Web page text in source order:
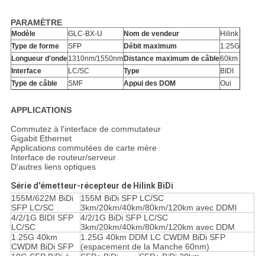
PARAMÈTRE
Modèle GLC-BX-U Nom de vendeur
Hilink
Type de forme
SFP Débit maximum
1.25G
Longueur d'onde1310nm/1550nm Distance maximum de câble60km
Interface
LC/SC Type
BIDI
Type de câble
SMF Appui des DOM Oui
APPLICATIONS
Commutez à l'interface de commutateur
Gigabit Ethernet
Applications commutées de carte mère
Interface de routeur/serveur
D'autres liens optiques
Série d'émetteur-récepteur de Hilink BiDi
155M/622M BiDi
SFP LC/SC
155M BiDi SFP LC/SC
3km/20km/40km/80km/120km avec DDMl
4/2/1G BIDI SFP
LC/SC
4/2/1G BiDi SFP LC/SC
3km/20km/40km/80km/120km avec DDM
1.25G 40km
CWDM BiDi SFP
1.25G 40km DDM LC CWDM BiDi SFP
(espacement de la Manche 60nm)